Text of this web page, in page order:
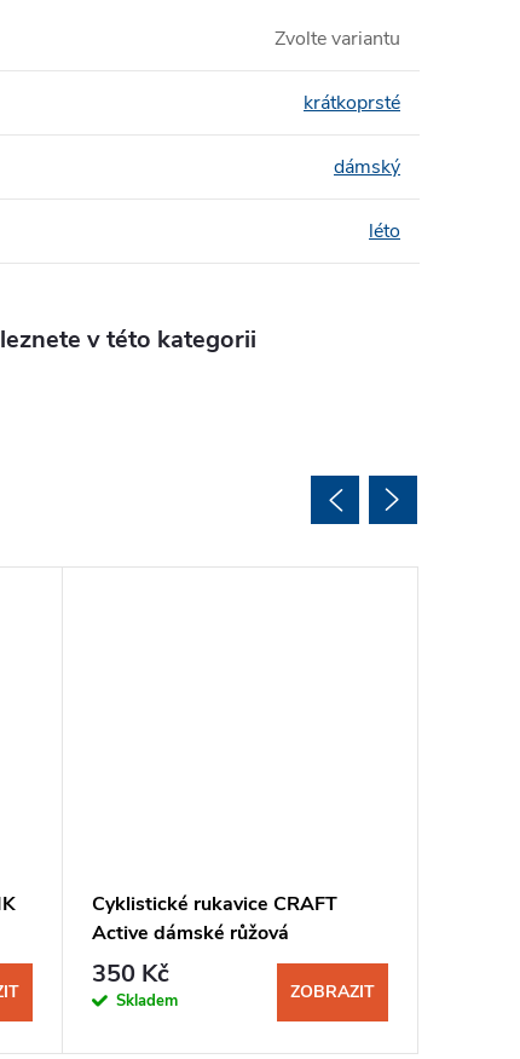
Zvolte variantu
krátkoprsté
dámský
léto
v této kategorii
Cyklistické rukavice CRAFT
Active dámské růžová
350 Kč
Skladem ZOBRAZIT